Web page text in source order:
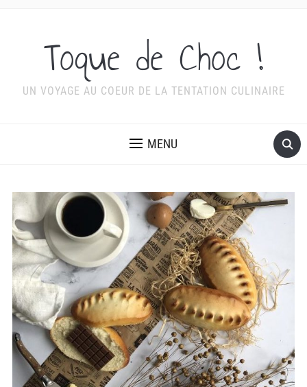
Toque de Choc !
UN VOYAGE AU COEUR DE LA TENTATION CULINAIRE
MENU